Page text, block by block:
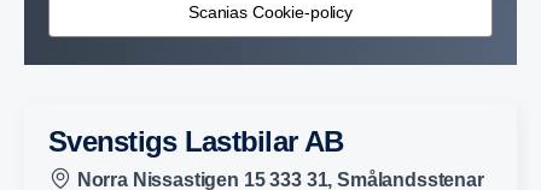
Scanias Cookie-policy
Svenstigs Lastbilar AB
Norra Nissastigen 15 333 31, Smålandsstenar